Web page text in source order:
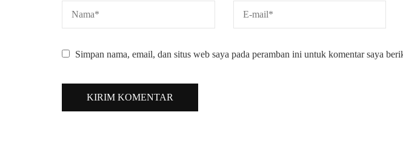
Simpan nama, email, dan situs web saya pada peramban ini untuk komentar saya